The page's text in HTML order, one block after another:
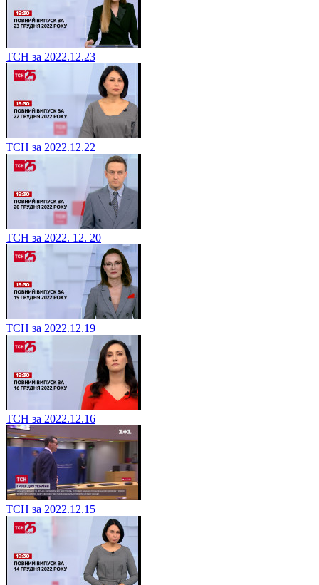
ТСН за 2022.12.23
ТСН за 2022.12.22
ТСН за 2022. 12. 20
ТСН за 2022.12.19
ТСН за 2022.12.16
ТСН за 2022.12.15